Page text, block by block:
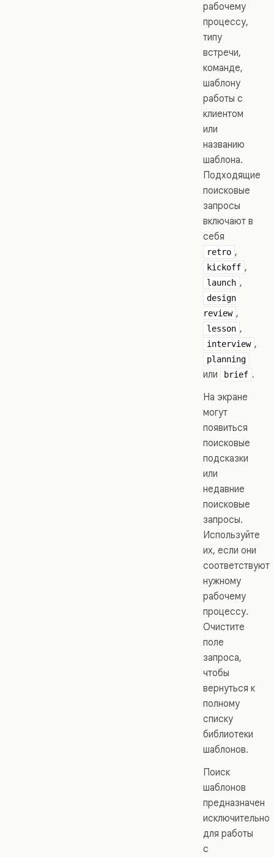
рабочему
процессу,
типу
встречи,
команде,
шаблону
работы с
клиентом
или
названию
шаблона.
Подходящие
поисковые
запросы
включают в
себя
retro ,
kickoff ,
launch ,
design
review ,
lesson ,
interview ,
planning
или brief .
На экране
могут
появиться
поисковые
подсказки
или
недавние
поисковые
запросы.
Используйте
их, если они
соответствуют
нужному
рабочему
процессу.
Очистите
поле
запроса,
чтобы
вернуться к
полному
списку
библиотеки
шаблонов.
Поиск
шаблонов
предназначен
исключительно
для работы
с